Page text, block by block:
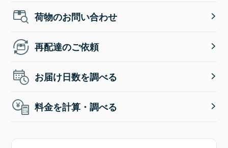
荷物のお問い合わせ
再配達のご依頼
お届け日数を調べる
料金を計算・調べる